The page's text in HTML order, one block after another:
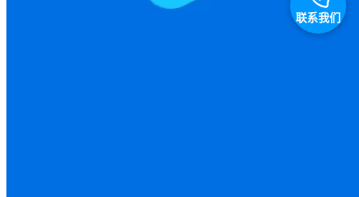
联系我们